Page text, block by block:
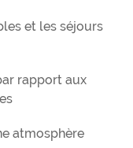
et les séjours
rapport aux
atmosphère